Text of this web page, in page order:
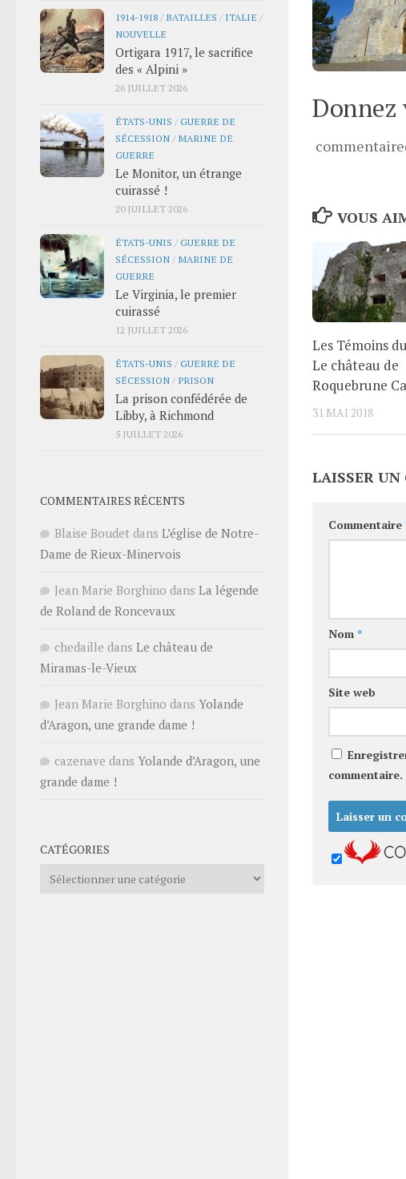
Donnez
VOUS
Les Témoins
Le château de
Roquebrune
31 MAI 2018
LAISSER UN
Commentaire
Nom *
Site web
commentaire.
1914-1918 / BATAILLES / ITALIE /
NOUVELLE
Ortigara 1917, le sacrifice
des « Alpini »
26 JUILLET 2026
ÉTATS-UNIS /GUERRE DE
SÉCESSION / MARINE DE
GUERRE
Le Monitor, un étrange
cuirassé !
20 JUILLET 2026
ÉTATS-UNIS /GUERRE DE
SÉCESSION / MARINE DE
GUERRE
Le Virginia, le premier
cuirassé
12 JUILLET 2026
ÉTATS-UNIS /GUERRE DE
SÉCESSION / PRISON
La prison confédérée de
Libby, à Richmond
5 JUILLET 2026
COMMENTAIRES RÉCENTS
Blaise Boudet dans L’église de Notre-
Dame de Rieux-Minervois
Jean Marie Borghino dans La légende
de Roland de Roncevaux
chedaille dans Le château de
Miramas-le-Vieux
Jean Marie Borghino dans Yolande
d’Aragon, une grande dame !
cazenave dans Yolande d’Aragon, une
grande dame !
CATÉGORIES
Catégories